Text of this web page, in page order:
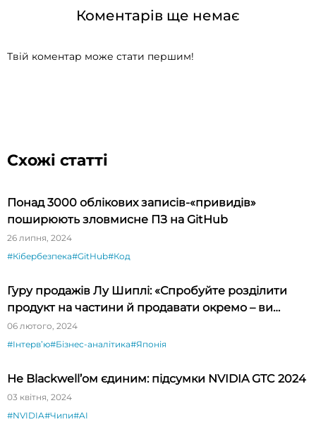
Коментарів ще немає
Твій коментар може стати першим!
Схожі статті
Понад 3000 облікових записів-«привидів»
поширюють зловмисне ПЗ на GitHub
26 липня, 2024
#Кібербезпека#GitHub#Код
Гуру продажів Лу Шиплі: «Спробуйте розділити
продукт на частини й продавати окремо – ви
будете вражені»
06 лютого, 2024
#Інтервʼю#Бізнес-аналітика#Японія
Не Blackwell’ом єдиним: підсумки NVIDIA GTC 2024
03 квітня, 2024
#NVIDIA#Чипи#AI